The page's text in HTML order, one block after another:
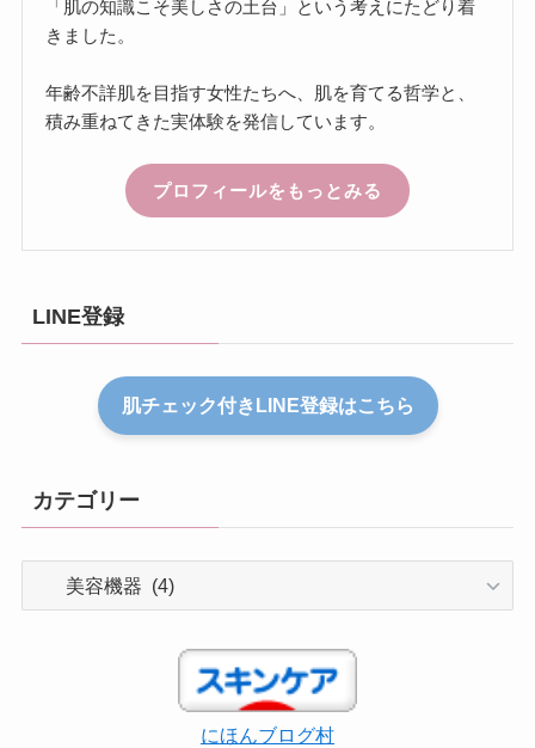
「肌の知識こそ美しさの土台」という考えにたどり着
きました。
年齢不詳肌を目指す女性たちへ、肌を育てる哲学と、
積み重ねてきた実体験を発信しています。
プロフィールをもっとみる
LINE登録
肌チェック付きLINE登録はこちら
カテゴリー
にほんブログ村